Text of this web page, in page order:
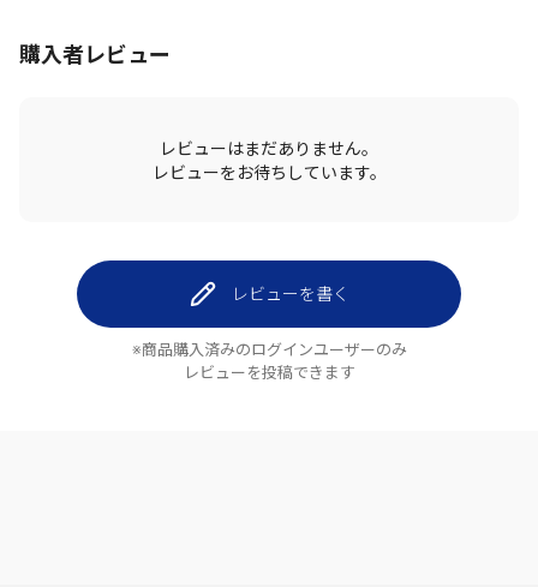
購入者レビュー
レビューはまだありません。
レビューをお待ちしています。
レビューを書く
※商品購入済みのログインユーザーのみ
レビューを投稿できます